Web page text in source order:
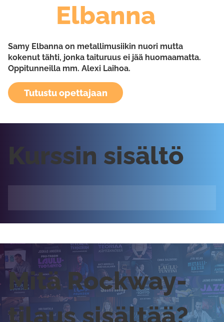
Elbanna
Samy Elbanna on metallimusiikin nuori mutta
kokenut tähti, jonka taituruus ei jää huomaamatta.
Oppitunneilla mm. Alexi Laihoa.
Tutustu opettajaan
Kurssin sisältö
Mitä Rockway-
tilaus sisältää?